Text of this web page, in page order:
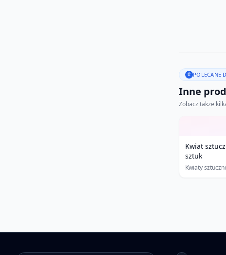
POLECANE
Inne
Zobacz także
Kwiat
sztuk
Kwiaty